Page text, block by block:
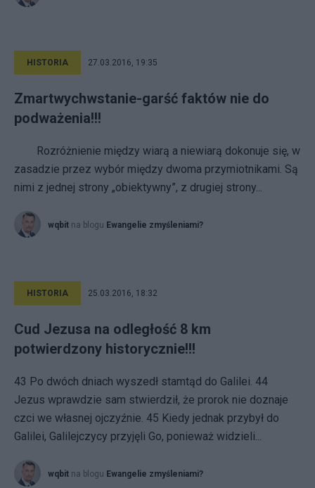
HISTORIA 27.03.2016, 19:35
Zmartwychwstanie-garść faktów nie do
podważenia!!!
Rozróżnienie między wiarą a niewiarą dokonuje się, w
zasadzie przez wybór między dwoma przymiotnikami. Są
nimi z jednej strony „obiektywny”, z drugiej strony...
wqbit na blogu Ewangelie zmyśleniami?
HISTORIA 25.03.2016, 18:32
Cud Jezusa na odległość 8 km
potwierdzony historycznie!!!
43 Po dwóch dniach wyszedł stamtąd do Galilei. 44
Jezus wprawdzie sam stwierdził, że prorok nie doznaje
czci we własnej ojczyźnie. 45 Kiedy jednak przybył do
Galilei, Galilejczycy przyjęli Go, ponieważ widzieli...
wqbit na blogu Ewangelie zmyśleniami?